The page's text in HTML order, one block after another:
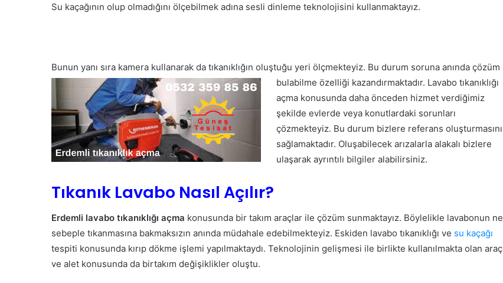
Su kaçağının olup olmadığını ölçebilmek adına sesli dinleme teknolojisini kullanmaktayız.
Bunun yanı sıra kamera kullanarak da tıkanıklığın oluştuğu yeri ölçmekteyiz. Bu durum soruna anında çözüm
bulabilme özelliği kazandırmaktadır. Lavabo tıkanıklığı
açma konusunda daha önceden hizmet verdiğimiz
şekilde evlerde veya konutlardaki sorunları
çözmekteyiz. Bu durum bizlere referans oluşturmasını
sağlamaktadır. Oluşabilecek arızalarla alakalı bizlere
ulaşarak ayrıntılı bilgiler alabilirsiniz.
Tıkanık Lavabo Nasıl Açılır?
Erdemli lavabo tıkanıklığı açma konusunda bir takım araçlar ile çözüm sunmaktayız. Böylelikle lavabonun ne
sebeple tıkanmasına bakmaksızın anında müdahale edebilmekteyiz. Eskiden lavabo tıkanıklığı ve su kaçağı
tespiti konusunda kırıp dökme işlemi yapılmaktaydı. Teknolojinin gelişmesi ile birlikte kullanılmakta olan araç
ve alet konusunda da birtakım değişiklikler oluştu.